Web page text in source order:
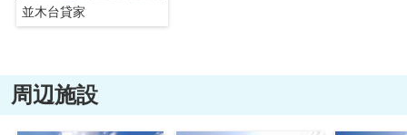
並木台貸家
周辺施設